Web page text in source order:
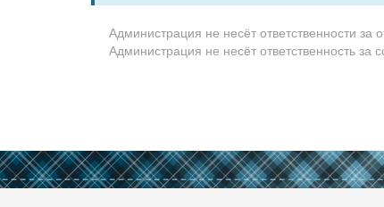
Администрация не несёт ответственности за
Администрация не несёт ответственность